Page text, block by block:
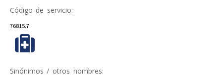
Código de servicio:
76815.7
Sinónimos / otros nombres: